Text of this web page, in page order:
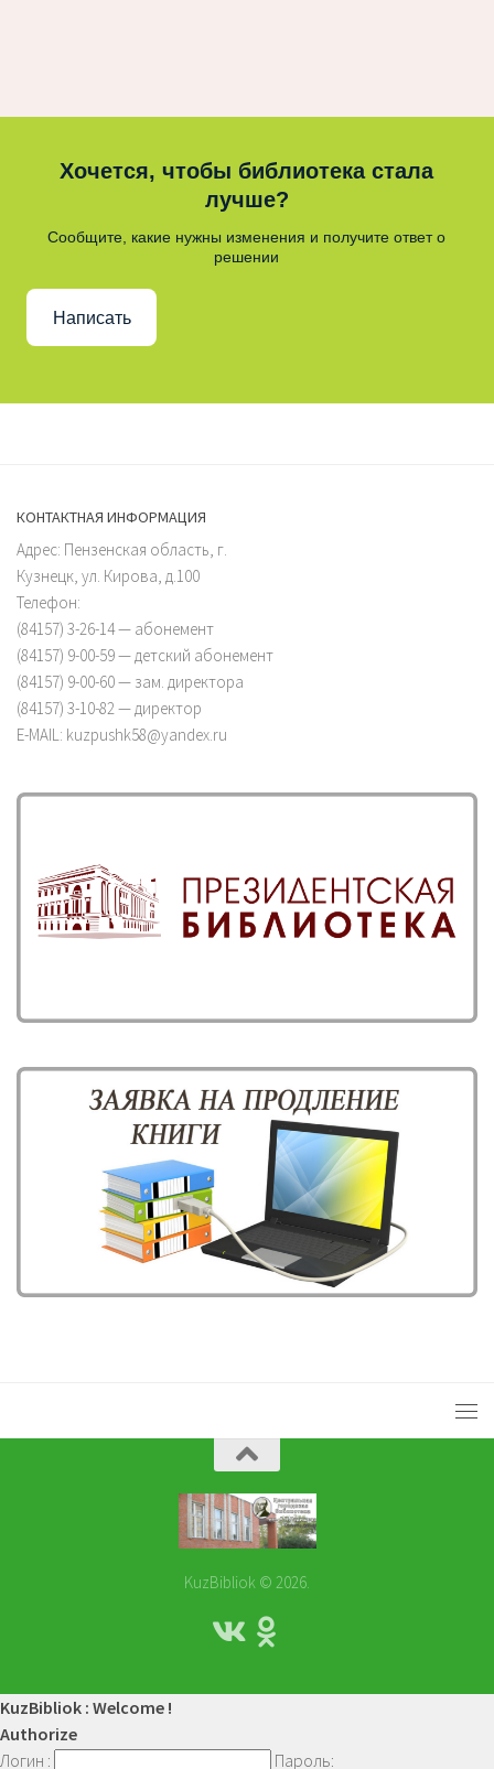
Хочется, чтобы библиотека стала
лучше?
Сообщите, какие нужны изменения и получите ответ о
решении
Написать
КОНТАКТНАЯ ИНФОРМАЦИЯ
Адрес: Пензенская область, г.
Кузнецк, ул. Кирова, д.100
Телефон:
(84157) 3-26-14 — абонемент
(84157) 9-00-59 — детский абонемент
(84157) 9-00-60 — зам. директора
(84157) 3-10-82 — директор
E-MAIL: kuzpushk58@yandex.ru
KuzBibliok © 2026.
KuzBibliok : Welcome !
Authorize
Логин :
Пароль: